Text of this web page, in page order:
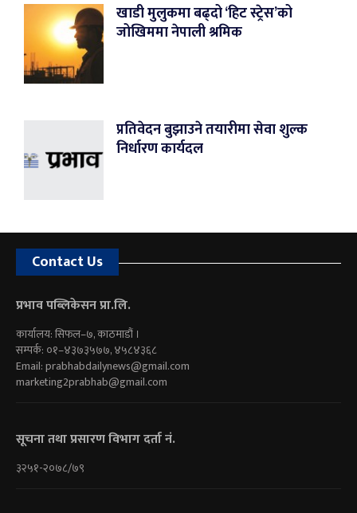
खाडी मुलुकमा बढ्दो ‘हिट स्ट्रेस’को
जोखिममा नेपाली श्रमिक
प्रतिवेदन बुझाउने तयारीमा सेवा शुल्क
निर्धारण कार्यदल
Contact Us
प्रभाव पब्लिकेसन प्रा.लि.
कार्यालय: सिफल–७, काठमाडौं ।
सम्पर्क: ०१–४३७३५७७, ४५८४३६८
Email:prabhabdailynews@gmail.com
marketing2prabhab@gmail.com
सूचना तथा प्रसारण विभाग दर्ता नं.
३२५१-२०७८/७९